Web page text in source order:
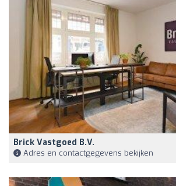
Brick Vastgoed B.V.
Adres en contactgegevens bekijken